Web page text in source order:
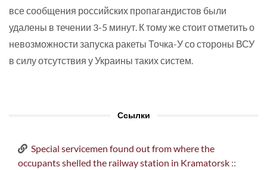
все сообщения российских пропагандистов были
удалены в течении 3-5 минут. К тому же стоит отметить о
невозможности запуска ракеты Точка-У со стороны ВСУ
в силу отсутствия у Украины таких систем.
Ссылки
Special servicemen found out from where the
occupants shelled the railway station in Kramatorsk ::